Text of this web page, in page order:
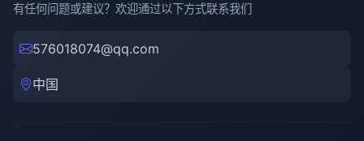
有任何问题或建议？欢迎通过以下方式联系我们
576018074@qq.com
中国